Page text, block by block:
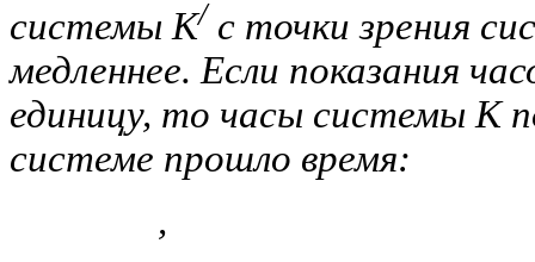
системы К/ с точки зрения
медленнее. Если показания
единицу, то часы системы К
системе прошло время:
,